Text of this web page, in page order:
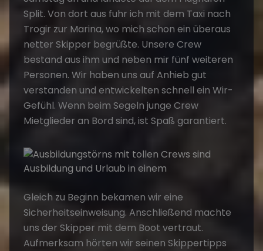
Split. Von dort aus fuhr ich mit dem Taxi nach
Trogir zur Marina, wo mich schon ein überaus
netter Skipper begrüßte. Unsere Crew
bestand aus ihm und neben mir fünf weiteren
Personen. Wir haben uns auf Anhieb gut
verstanden und entwickelten schnell ein Wir-
Gefühl. Wenn beim Segeln junge Crew
Mietglieder an Bord sind, ist Spaß garantiert.
Gleich zu Beginn bekamen wir eine
Sicherheitseinweisung. Anschließend machte
uns der Skipper mit dem Boot vertraut.
Aufmerksam hörten wir seinen Skippertipps